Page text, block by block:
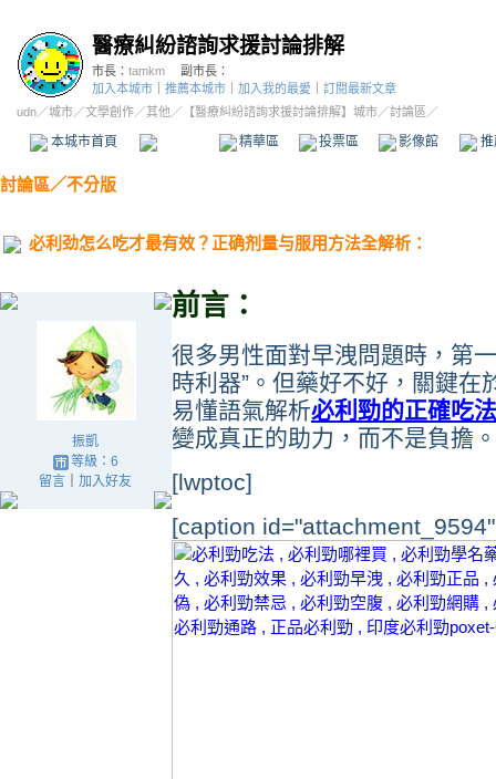
醫療糾紛諮詢求援討論排解
市長： tamkm
副市長：
加入本城市
推薦本城市 加入我的最愛
訂閱最新文章
udn／城市／文學創作／其他 ／ 【醫療糾紛諮詢求援討論排解】城市／討論區／
本城市首頁 精華區 投票區 影像館
討論區／不分版
必利劲怎么吃才最有效？正确剂量与服用方法全解析：
振凱
等級：6
留言 ｜加入好友
前言：
很多男性面對早洩問題時，
時利器”。但藥好不好，關鍵
易懂語氣解析必利勁的正確吃法
變成真正的助力，而不是負擔
[lwptoc]
[caption